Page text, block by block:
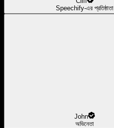
Speechify-এর প্রতিষ্ঠাতা
John
অভিনেতা